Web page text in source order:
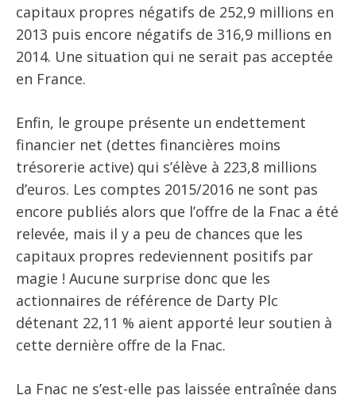
capitaux propres négatifs de 252,9 millions en
2013 puis encore négatifs de 316,9 millions en
2014. Une situation qui ne serait pas acceptée
en France.
Enfin, le groupe présente un endettement
financier net (dettes financières moins
trésorerie active) qui s’élève à 223,8 millions
d’euros. Les comptes 2015/2016 ne sont pas
encore publiés alors que l’offre de la Fnac a été
relevée, mais il y a peu de chances que les
capitaux propres redeviennent positifs par
magie ! Aucune surprise donc que les
actionnaires de référence de Darty Plc
détenant 22,11 % aient apporté leur soutien à
cette dernière offre de la Fnac.
La Fnac ne s’est-elle pas laissée entraînée dans